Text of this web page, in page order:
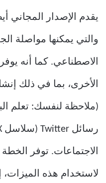
والتي يمكنها مواصلة
الاصطناعي. كما أنه
الأخرى، بما في ذلك
(ملاحظة لنفسك: تعلم
الاجتماعات. توفر
لاستخدام هذه